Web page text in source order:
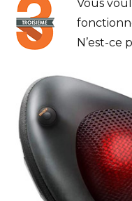
Vous
N’est-ce